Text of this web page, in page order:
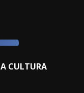
CULTURA